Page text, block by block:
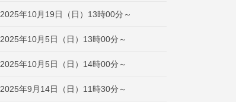
2025年10月19日（日）13時00分～
2025年10月5日（日）13時00分～
2025年10月5日（日）14時00分～
2025年9月14日（日）11時30分～